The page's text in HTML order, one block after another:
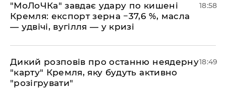
​"МоЛоЧКа" завдає удару по кишені
Кремля: експорт зерна −37,6 %, масла
— удвічі, вугілля — у кризі
18:58
​Дикий розповів про останню неядерну
"карту" Кремля, яку будуть активно
"розігрувати"
18:49